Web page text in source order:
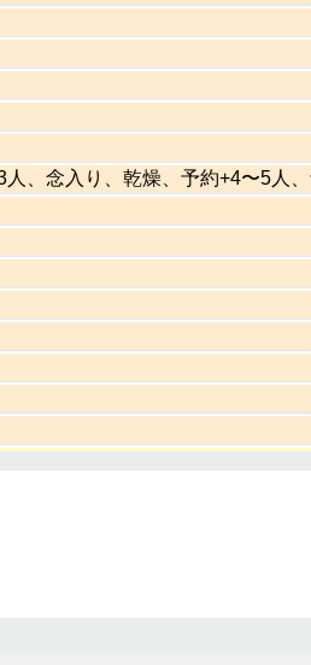
、念入り、乾燥、予約+4〜5人